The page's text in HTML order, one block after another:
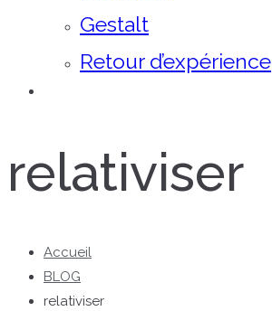
Gestalt
Retour d’expérience
relativiser
Accueil
BLOG
relativiser